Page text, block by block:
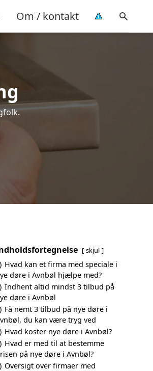
Om / kontakt
skjul
Hvad kan et firma med speciale i
døre i Avnbøl hjælpe med?
Indhent altid mindst 3 tilbud på
døre i Avnbøl
Få nemt 3 tilbud på nye døre i
du kan være tryg ved
Hvad koster nye døre i Avnbøl?
Hvad er med til at bestemme
på nye døre i Avnbøl?
Oversigt over firmaer med